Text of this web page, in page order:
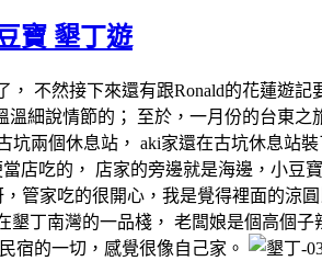
寶 墾丁遊
不然接下來還有跟Ronald的花蓮遊
溫細說情節的； 至於，一月份的台東
坑兩個休息站， aki家還在古坑休息站
店吃的， 店家的旁邊就是海邊，小
管家吃的很開心，我是覺得裡面的涼
墾丁南灣的一品棧， 老闆娘是個高個
宿的一切，感覺很像自己家。